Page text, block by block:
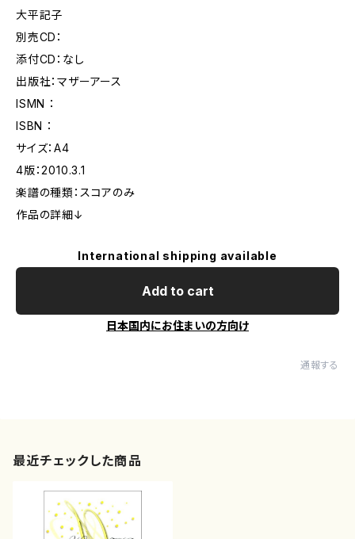
大平記子
別売CD：
添付CD：なし
出版社：マザーアース
ISMN ：
ISBN ：
サイズ：A4
4版：2010.3.1
楽譜の種類：スコアのみ
作品の詳細↓
International shipping available
Add to cart
日本国内にお住まいの方向け
通報する
最近チェックした商品